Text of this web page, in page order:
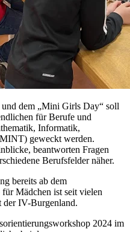
dem „Mini Girls Day“ soll
für Berufe und
Informatik,
geweckt werden.
beantworten Fragen
Berufsfelder näher.
bereits ab dem
Mädchen ist seit vielen
der IV-Burgenland.
2024 im